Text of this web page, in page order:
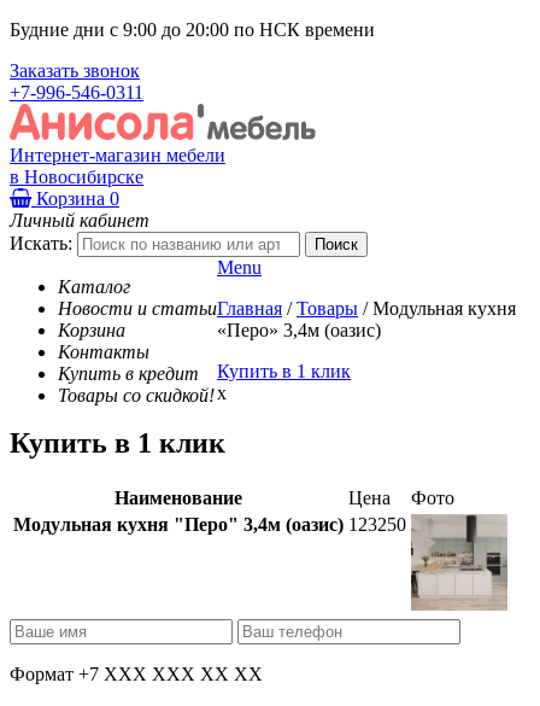
Будние дни с 9:00 до 20:00 по НСК времени
Заказать звонок
+7-996-546-0311
Интернет-магазин мебели
в Новосибирске
Корзина 0
Личный кабинет
Искать:
Каталог
Новости и статьи
Корзина
Контакты
Купить в кредит
Товары со скидкой!
Menu
Главная / Товары / Модульная кухня
«Перо» 3,4м (оазис)
Купить в 1 клик
x
Купить в 1 клик
Наименование Цена
Фото
Модульная кухня "Перо" 3,4м (оазис) 123250
Формат +7 XXX XXX XX XX